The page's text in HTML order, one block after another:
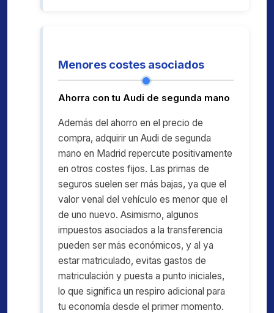
Menores costes asociados
Ahorra con tu Audi de segunda mano
Además del ahorro en el precio de
compra, adquirir un Audi de segunda
mano en Madrid repercute positivamente
en otros costes fijos. Las primas de
seguros suelen ser más bajas, ya que el
valor venal del vehículo es menor que el
de uno nuevo. Asimismo, algunos
impuestos asociados a la transferencia
pueden ser más económicos, y al ya
estar matriculado, evitas gastos de
matriculación y puesta a punto iniciales,
lo que significa un respiro adicional para
tu economía desde el primer momento.